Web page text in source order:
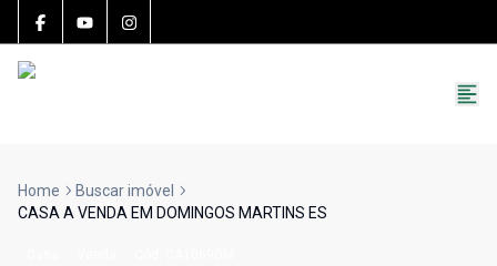
Home
Buscar imóvel
CASA A VENDA EM DOMINGOS MARTINS ES